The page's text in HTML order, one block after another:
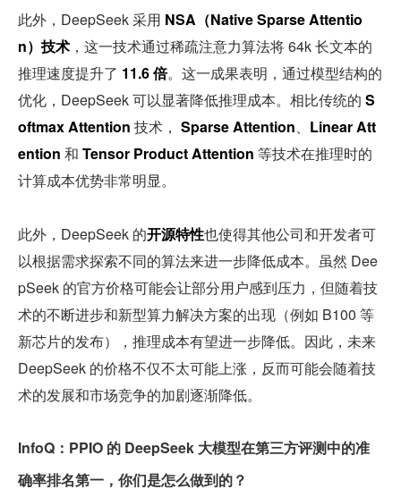
此外，DeepSeek 采用 NSA（Native Sparse Attentio
n）技术 ，这一技术通过稀疏注意力算法将 64k 长文本的
推理速度提升了 11.6 倍。这一成果表明，通过模型结构的
优化，DeepSeek 可以显著降低推理成本。相比传统的 S
oftmax Attention 技术， Sparse Attention、 Linear Att
ention 和 Tensor Product Attention 等技术在推理时的
计算成本优势非常明显。
此外，DeepSeek 的开源特性也使得其他公司和开发者可
以根据需求探索不同的算法来进一步降低成本。虽然 Dee
pSeek 的官方价格可能会让部分用户感到压力，但随着技
术的不断进步和新型算力解决方案的出现（例如 B100 等
新芯片的发布），推理成本有望进一步降低。因此，未来
DeepSeek 的价格不仅不太可能上涨，反而可能会随着技
术的发展和市场竞争的加剧逐渐降低。
InfoQ：PPIO 的 DeepSeek 大模型在第三方评测中的准
确率排名第一，你们是怎么做到的？